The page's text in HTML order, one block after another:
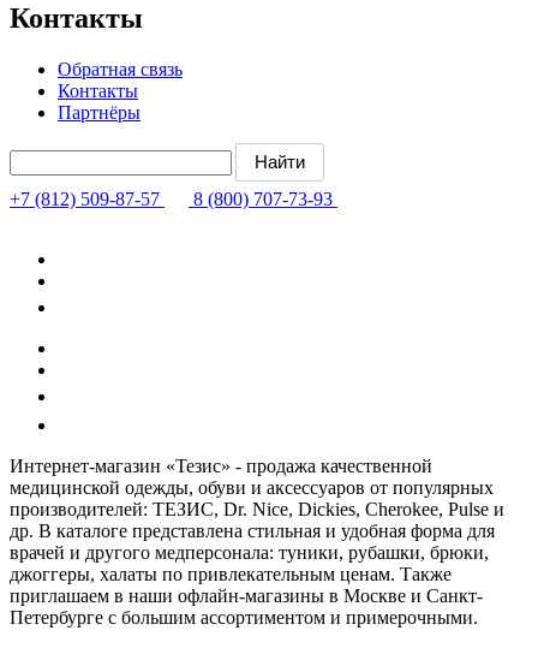
Контакты
Обратная связь
Контакты
Партнёры
+7 (812) 509-87-57 8 (800) 707-73-93
Интернет-магазин «Тезис» - продажа качественной
медицинской одежды, обуви и аксессуаров от популярных
производителей: ТЕЗИС, Dr. Nice, Dickies, Cherokee, Pulse и
др. В каталоге представлена стильная и удобная форма для
врачей и другого медперсонала: туники, рубашки, брюки,
джоггеры, халаты по привлекательным ценам. Также
приглашаем в наши офлайн-магазины в Москве и Санкт-
Петербурге с большим ассортиментом и примерочными.